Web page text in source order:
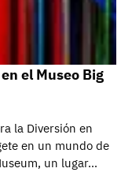
el Museo Big
la Diversión en
en un mundo de
un lugar…